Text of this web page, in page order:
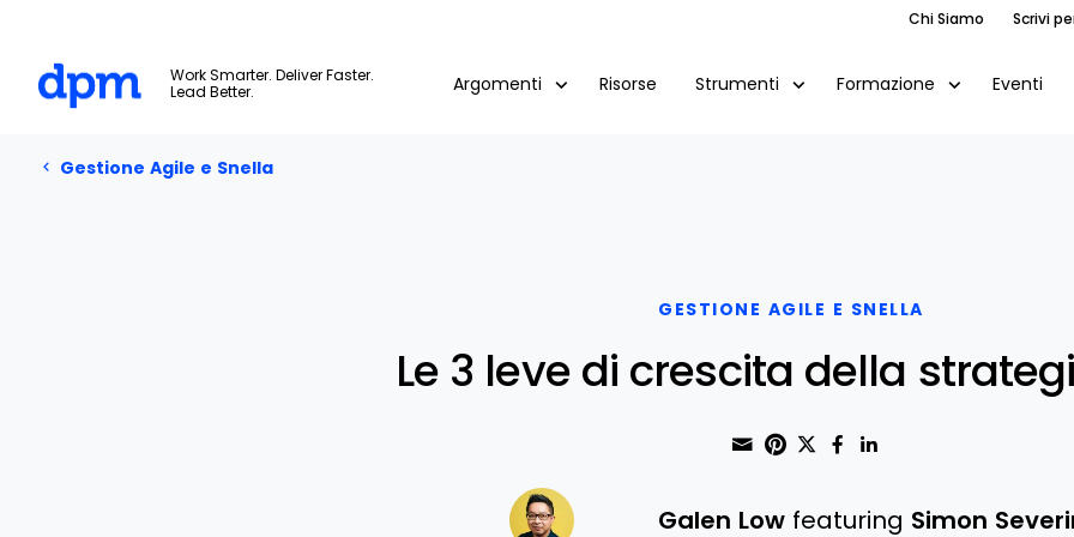
Chi Siamo Scrivi
Work Smarter. Deliver Faster.
Lead Better.
Argomenti Risorse Strumenti Formazione Eventi
Gestione Agile e Snella
Gestione Agile e Snella
GESTIONE AGILE E SNELLA
Le 3 leve di crescita della
Share through Email
Print this page
Share on Pinterest
Share on Twitter
Share on Facebook
Galen Low featuring Simon